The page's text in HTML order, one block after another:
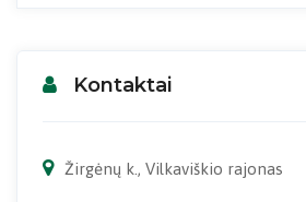
Kontaktai
Žirgėnų k., Vilkaviškio rajonas